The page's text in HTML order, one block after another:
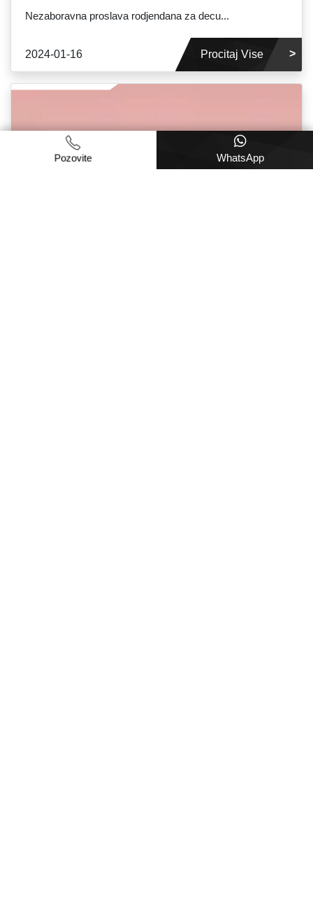
Pozovite WhatsApp
Nezaboravna proslava rodjendana za decu...
2024-01-16 Procitaj Vise